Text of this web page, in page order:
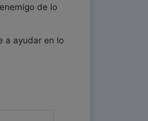
de lo
ayudar en lo